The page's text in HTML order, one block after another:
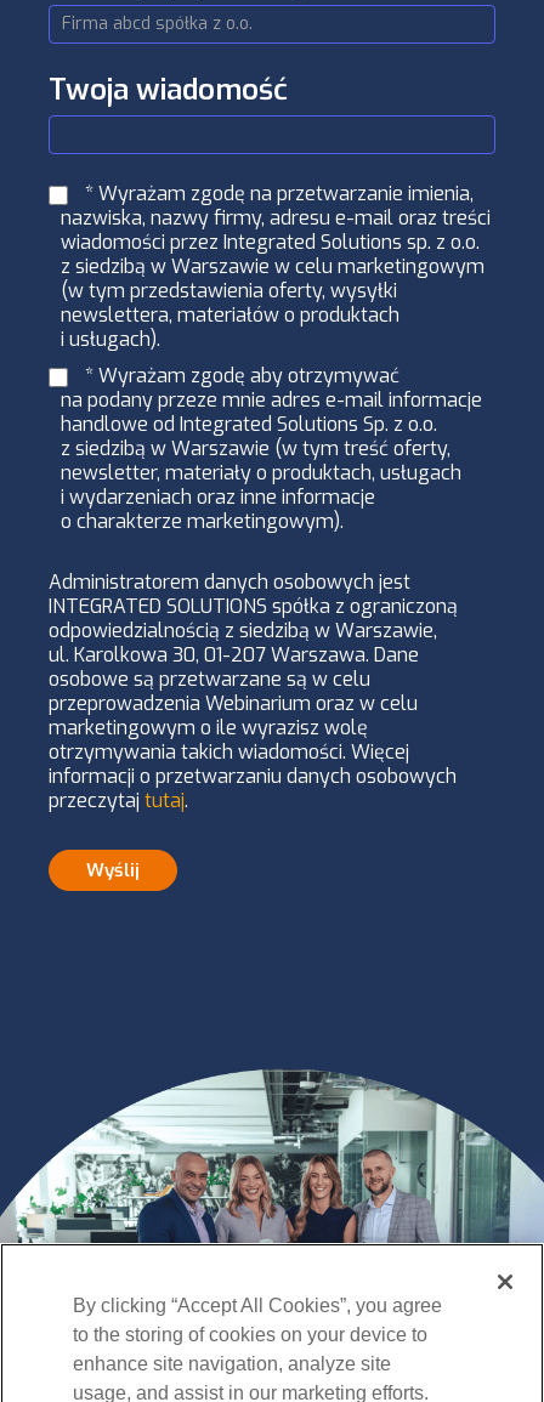
Twoja wiadomość
* Wyrażam zgodę na przetwarzanie imienia,
nazwiska, nazwy firmy, adresu e-mail oraz treści
wiadomości przez Integrated Solutions sp. z o.o.
z siedzibą w Warszawie w celu marketingowym
(w tym przedstawienia oferty, wysyłki
newslettera, materiałów o produktach
i usługach).
* Wyrażam zgodę aby otrzymywać
na podany przeze mnie adres e-mail informacje
handlowe od Integrated Solutions Sp. z o.o.
z siedzibą w Warszawie (w tym treść oferty,
newsletter, materiały o produktach, usługach
i wydarzeniach oraz inne informacje
o charakterze marketingowym).
Administratorem danych osobowych jest
INTEGRATED SOLUTIONS spółka z ograniczoną
odpowiedzialnością z siedzibą w Warszawie,
ul. Karolkowa 30, 01-207 Warszawa. Dane
osobowe są przetwarzane są w celu
przeprowadzenia Webinarium oraz w celu
marketingowym o ile wyrazisz wolę
otrzymywania takich wiadomości. Więcej
informacji o przetwarzaniu danych osobowych
przeczytaj tutaj.
Wyślij
By clicking “Accept All Cookies”, you agree
to the storing of cookies on your device to
enhance site navigation, analyze site
usage, and assist in our marketing efforts.